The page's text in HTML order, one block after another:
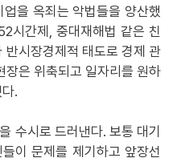
을 옥죄는 악법들을 양산했
시간제, 중대재해법 같은 친
시장경제적 태도로 경제 관
장은 위축되고 일자리를 원하
.
수시로 드러낸다. 보통 대기
이 문제를 제기하고 앞장선